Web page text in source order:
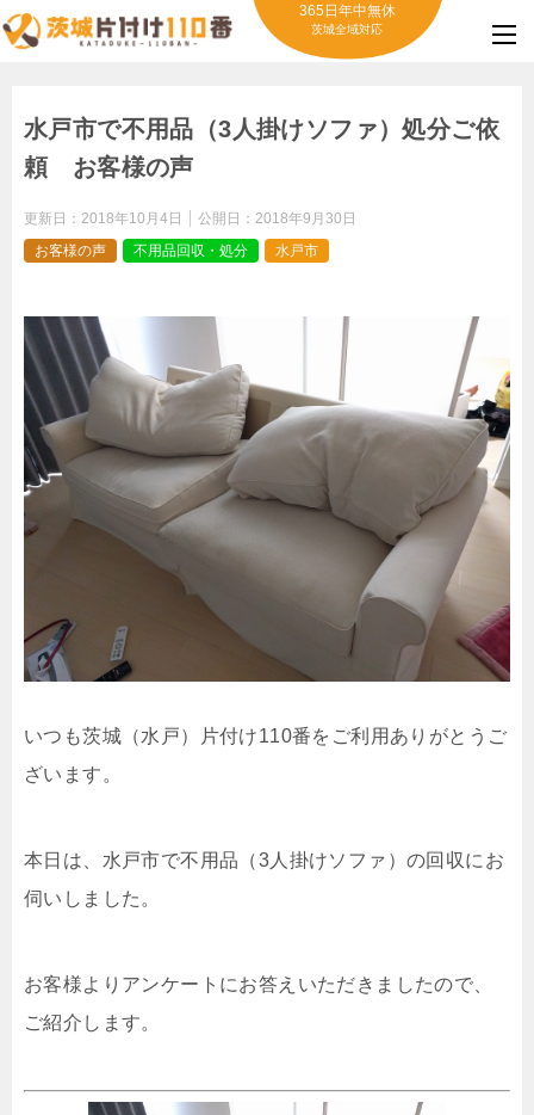
365日年中無休
茨城全域対応
水戸市で不用品（3人掛けソファ）処分ご依
頼 お客様の声
更新日： 2018年10月4日 公開日： 2018年9月30日
お客様の声
不用品回収・処分 水戸市
いつも茨城（水戸）片付け110番をご利用ありがとうご
ざいます。
本日は、水戸市で不用品（3人掛けソファ）の回収にお
伺いしました。
お客様よりアンケートにお答えいただきましたので、
ご紹介します。